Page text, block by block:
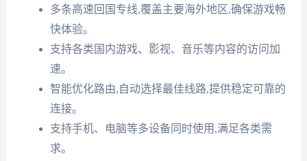
多条高速回国专线,覆盖主要海外地区,确保游戏畅
快体验。
支持各类国内游戏、影视、音乐等内容的访问加
速。
智能优化路由,自动选择最佳线路,提供稳定可靠的
连接。
支持手机、电脑等多设备同时使用,满足各类需
求。